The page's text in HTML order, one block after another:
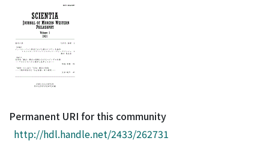
Library Network
Permanent URI for this community
http://hdl.handle.net/2433/262731